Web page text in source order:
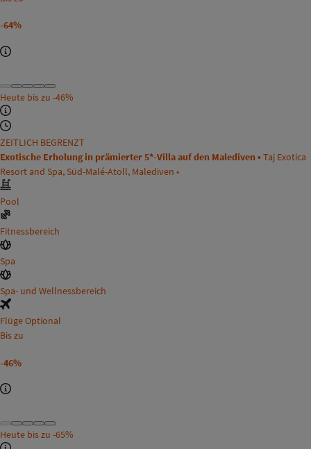
-64%
Heute bis zu -46%
ZEITLICH BEGRENZT
Exotische Erholung in prämierter 5*-Villa auf den Malediven • Taj Exotica
Resort and Spa, Süd-Malé-Atoll, Malediven •
Pool
Fitnessbereich
Spa
Spa- und Wellnessbereich
Flüge Optional
Bis zu
-46%
Heute bis zu -65%